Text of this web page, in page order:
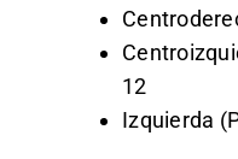
12
Izquierda